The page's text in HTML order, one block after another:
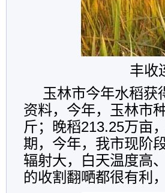
丰收
玉林市今年水稻获
资料，今年，玉林市
斤；晚稻213.25万亩
期，今年，我市现阶
辐射大，白天温度高
的收割翻嗮都很有利